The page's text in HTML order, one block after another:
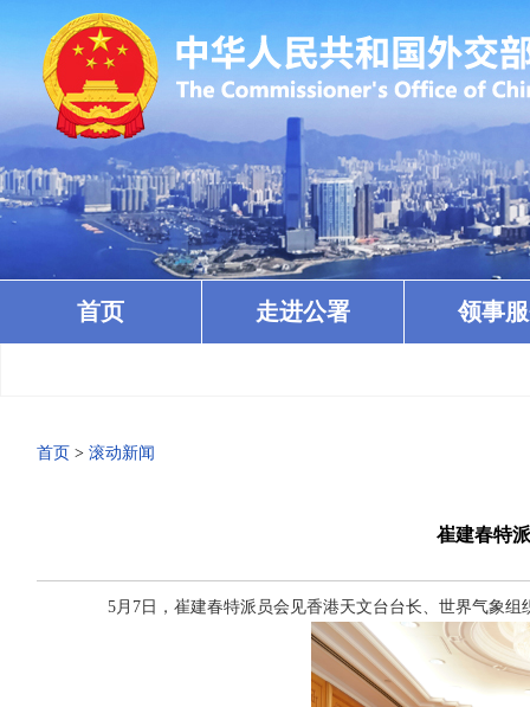
首页 走进公署 领事
首页 > 滚动新闻
崔建春特
5月7日，崔建春特派员会见香港天文台台长、世界气象